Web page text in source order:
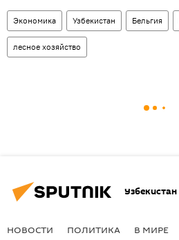
Экономика Узбекистан Бельгия
лесное хозяйство
Узбекистан
НОВОСТИ ПОЛИТИКА В МИРЕ